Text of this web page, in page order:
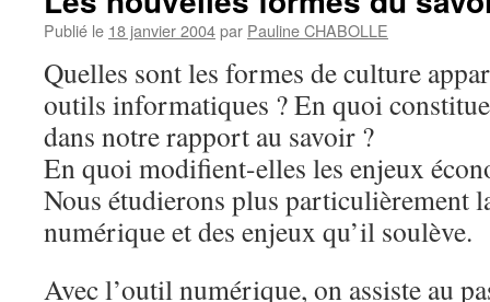
Publié le 18 janvier 2004par Pauline CHABOLLE
Quelles sont les formes de culture
outils informatiques ? En quoi
dans notre rapport au savoir ?
En quoi modifient-elles les enjeux
Nous étudierons plus particulièrement
numérique et des enjeux qu’il soulève.
Avec l’outil numérique, on assiste au